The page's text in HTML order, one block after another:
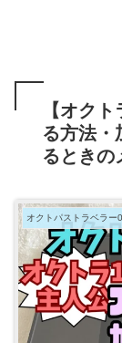
【オク
る方法・
るときの
オクトパストラベラー0